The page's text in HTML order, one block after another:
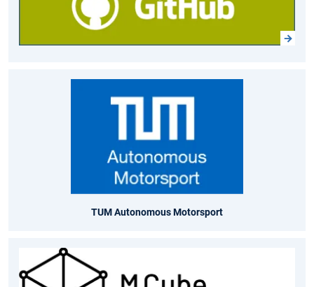
TUM Autonomous Motorsport